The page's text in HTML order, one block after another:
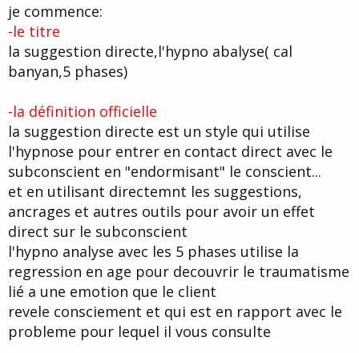
je commence:
-le titre
la suggestion directe,l'hypno abalyse( cal
banyan,5 phases)
-la définition officielle
la suggestion directe est un style qui utilise
l'hypnose pour entrer en contact direct avec le
subconscient en "endormisant" le conscient...
et en utilisant directemnt les suggestions,
ancrages et autres outils pour avoir un effet
direct sur le subconscient
l'hypno analyse avec les 5 phases utilise la
regression en age pour decouvrir le traumatisme
lié a une emotion que le client
revele consciement et qui est en rapport avec le
probleme pour lequel il vous consulte